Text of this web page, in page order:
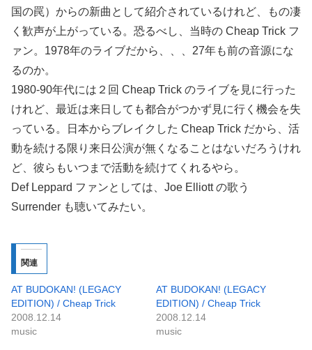
国の罠）からの新曲として紹介されているけれど、もの凄
く歓声が上がっている。恐るべし、当時の Cheap Trick フ
ァン。1978年のライブだから、、、27年も前の音源にな
るのか。
1980-90年代には２回 Cheap Trick のライブを見に行った
けれど、最近は来日しても都合がつかず見に行く機会を失
っている。日本からブレイクした Cheap Trick だから、活
動を続ける限り来日公演が無くなることはないだろうけれ
ど、彼らもいつまで活動を続けてくれるやら。
Def Leppard ファンとしては、Joe Elliott の歌う
Surrender も聴いてみたい。
関連
AT BUDOKAN! (LEGACY
EDITION) / Cheap Trick
2008.12.14
music
AT BUDOKAN! (LEGACY
EDITION) / Cheap Trick
2008.12.14
music